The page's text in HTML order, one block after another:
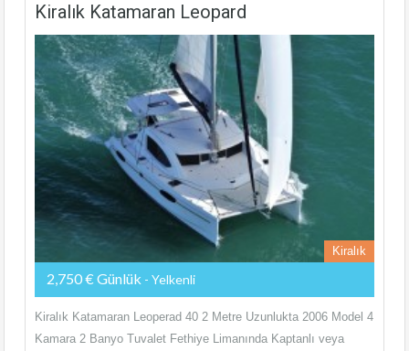
Kiralık Katamaran Leopard
Kiralık
2,750 € Günlük - Yelkenli
Kiralık Katamaran Leoperad 40 2 Metre Uzunlukta 2006 Model 4
Kamara 2 Banyo Tuvalet Fethiye Limanında Kaptanlı veya